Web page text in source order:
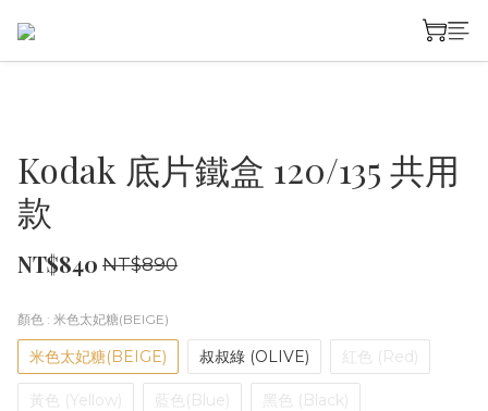
Kodak 底片鐵盒 120/135 共用
款
NT$840 NT$890
顏色 : 米色太妃糖(BEIGE)
米色太妃糖(BEIGE) 叔叔綠 (OLIVE) 紅色 (Red)
黃色 (Yellow) 藍色(Blue) 黑色 (Black)